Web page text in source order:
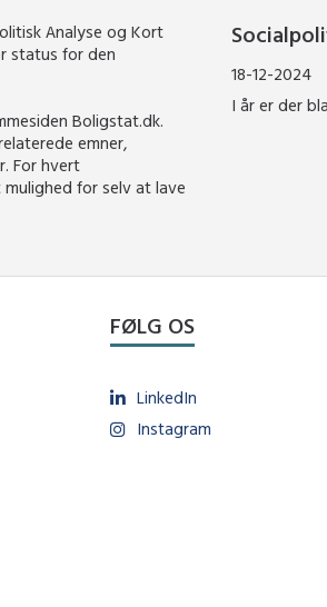
Analyse og Kort
status for den
Boligstat.dk.
emner,
For hvert
for selv at lave
18-12-2024
I år er der
FØLG OS
LinkedIn
Instagram